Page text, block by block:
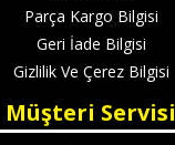
Parça Kargo Bilgisi
Geri İade Bilgisi
Gizlilik Ve Çerez Bilgisi
Müşteri Servisi